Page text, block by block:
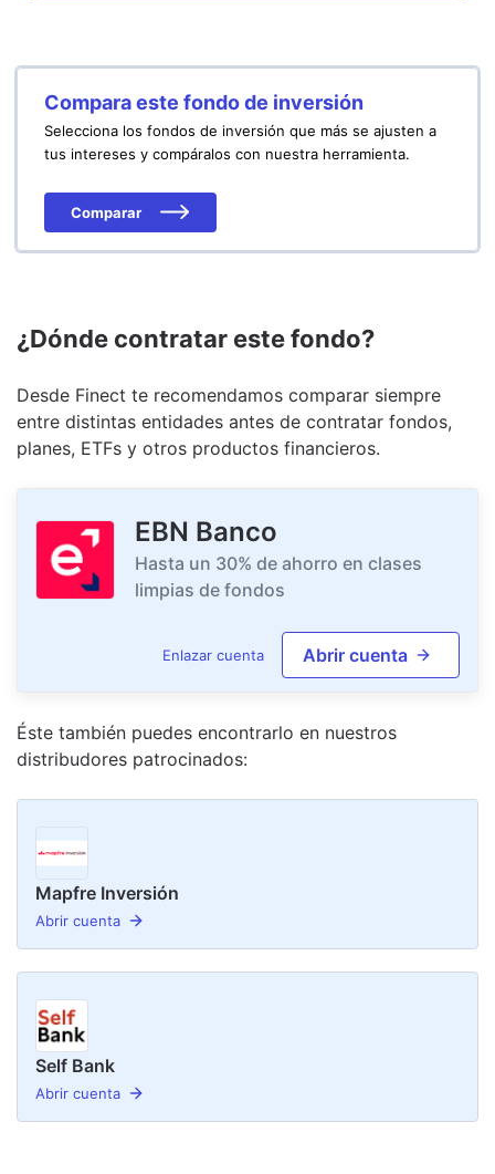
Compara este fondo de inversión
Selecciona los fondos de inversión que más se ajusten a
tus intereses y compáralos con nuestra herramienta.
Comparar
¿Dónde contratar este fondo?
Desde Finect te recomendamos comparar siempre
entre distintas entidades antes de contratar fondos,
planes, ETFs y otros productos financieros.
EBN Banco
Hasta un 30% de ahorro en clases
limpias de fondos
Enlazar cuenta Abrir cuenta
Éste también puedes encontrarlo en nuestros
distribudores patrocinados:
Mapfre Inversión
Abrir cuenta
Self Bank
Abrir cuenta